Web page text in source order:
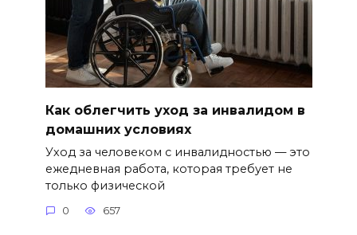
Как облегчить уход за инвалидом в
домашних условиях
Уход за человеком с инвалидностью — это
ежедневная работа, которая требует не
только физической
0 657